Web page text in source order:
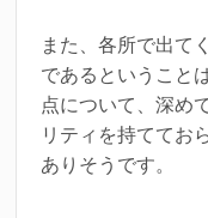
また、各所で出て
であるということ
点について、深め
リティを持ててお
ありそうです。